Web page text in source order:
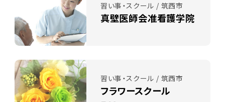
習い事・スクール / 筑西市
真壁医師会准看護学院
習い事・スクール / 筑西市
フラワースクール